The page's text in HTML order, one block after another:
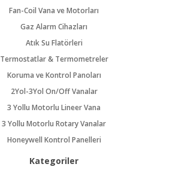
Fan-Coil Vana ve Motorları
Gaz Alarm Cihazları
Atık Su Flatörleri
Termostatlar & Termometreler
Koruma ve Kontrol Panoları
2Yol-3Yol On/Off Vanalar
3 Yollu Motorlu Lineer Vana
3 Yollu Motorlu Rotary Vanalar
Honeywell Kontrol Panelleri
Kategoriler